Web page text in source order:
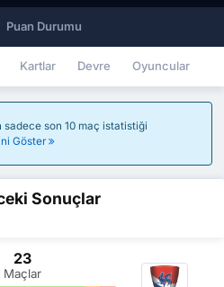
Puan Durumu
Kartlar Devre Oyuncular
sadece son 10 maç istatistiği
Göster
Sonuçlar
23
Maçlar